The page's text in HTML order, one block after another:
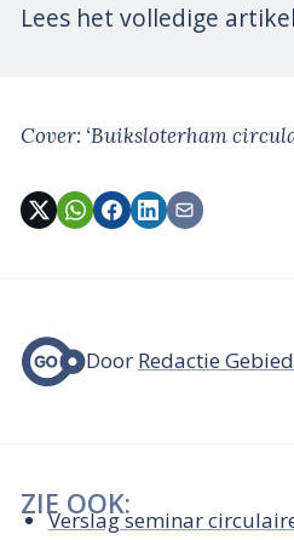
Lees het volledige
Cover: ‘Buiksloterham
Door Redactie
ZIE OOK:
Verslag seminar